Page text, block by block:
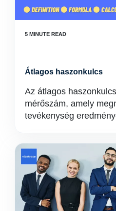
Átlagos haszonkulcs
Az átlagos
mérőszám, amely
tevékenység